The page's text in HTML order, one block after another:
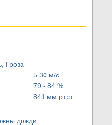
Гроза
5.30 м/с
79 - 84 %
841 мм рт.ст.
дожди